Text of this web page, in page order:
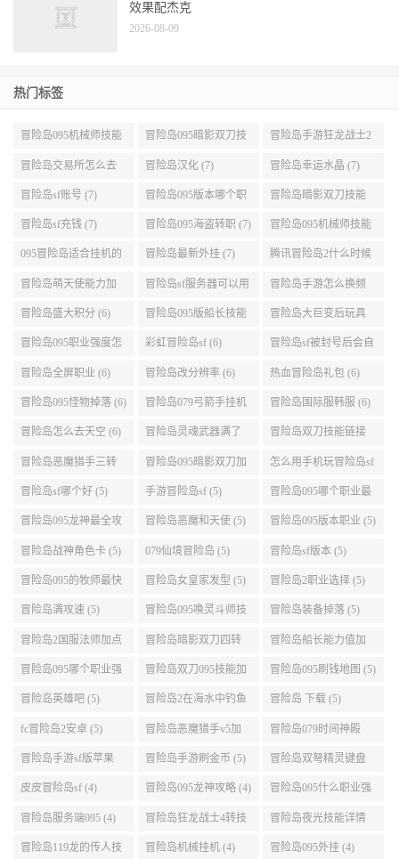
效果配杰克
2026-08-09
热门标签
冒险岛095机械师技能
展示 (9)
冒险岛095暗影双刀技
能加点 (9)
冒险岛手游狂龙战士2
转 (9)
冒险岛交易所怎么去
(8)
冒险岛汉化 (7) 冒险岛幸运水晶 (7)
冒险岛sf账号 (7) 冒险岛095版本哪个职
业段数高些 (7)
冒险岛暗影双刀技能
加点095版本 (7)
冒险岛sf充钱 (7) 冒险岛095海盗转职 (7) 冒险岛095机械师技能
演示 (7)
095冒险岛适合挂机的
地图 (7)
冒险岛最新外挂 (7) 腾讯冒险岛2什么时候
公测 (7)
冒险岛萌天使能力加
点 (6)
冒险岛sf服务器可以用
自己电脑 (6)
冒险岛手游怎么换频
道 (6)
冒险岛盛大积分 (6) 冒险岛095版船长技能
介绍 (6)
冒险岛大巨变后玩具
城组队任务 (6)
冒险岛095职业强度怎
么选 (6)
彩虹冒险岛sf (6) 冒险岛sf被封号后会自
动关闭电脑 (6)
冒险岛全屏职业 (6) 冒险岛改分辨率 (6) 热血冒险岛礼包 (6)
冒险岛095怪物掉落 (6) 冒险岛079弓箭手挂机
升级的地方 (6)
冒险岛国际服韩服 (6)
冒险岛怎么去天空 (6) 冒险岛灵魂武器满了
(6)
冒险岛双刀技能链接
(5)
冒险岛恶魔猎手三转
技能加点顺序 (5)
冒险岛095暗影双刀加
点 (5)
怎么用手机玩冒险岛sf
(5)
冒险岛sf哪个好 (5) 手游冒险岛sf (5) 冒险岛095哪个职业最
好 (5)
冒险岛095龙神最全攻
略 (5)
冒险岛恶魔和天使 (5) 冒险岛095版本职业 (5)
冒险岛战神角色卡 (5) 079仙境冒险岛 (5) 冒险岛sf版本 (5)
冒险岛095的牧师最快
升级路线 (5)
冒险岛女皇家发型 (5) 冒险岛2职业选择 (5)
冒险岛满攻速 (5) 冒险岛095唤灵斗师技
能介绍 (5)
冒险岛装备掉落 (5)
冒险岛2国服法师加点
(5)
冒险岛暗影双刀四转
任务 (5)
冒险岛船长能力值加
点 (5)
冒险岛095哪个职业强
势 (5)
冒险岛双刀095技能加
点 (5)
冒险岛095刷钱地图 (5)
冒险岛英雄吧 (5) 冒险岛2在海水中钓鱼
(5)
冒险岛 下载 (5)
fc冒险岛2安卓 (5) 冒险岛恶魔猎手v5加
点 (5)
冒险岛079时间神殿
999任务 (5)
冒险岛手游sf版苹果
(5)
冒险岛手游刷金币 (5) 冒险岛双弩精灵键盘
设置 (5)
皮皮冒险岛sf (4) 冒险岛095龙神攻略 (4) 冒险岛095什么职业强
(4)
冒险岛服务端095 (4) 冒险岛狂龙战士4转技
能加点 (4)
冒险岛夜光技能详情
(4)
冒险岛119龙的传人技 冒险岛机械挂机 (4) 冒险岛095外挂 (4)